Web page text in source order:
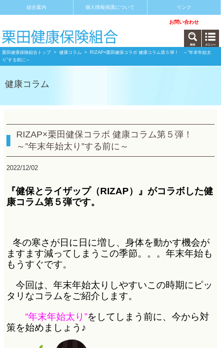
組合案内 個人情報保護について リンク
お問い合わせ
栗田健康保険組合トップ> 健康コラム > RIZAP×栗田健保コラボ 健康コラム第５弾！ ～”年末年始太
り”する前に～
健康コラム
RIZAP×栗田健保コラボ 健康コラム第５弾！
～”年末年始太り”する前に～
2022/12/02
『健保とライザップ（RIZAP）』がコラボした健
康コラム第５弾です。
冬の寒さが日に日に増し、身体を動かす機会が
ますます減ってしまうこの季節。。。年末年始も
もうすぐです。
今回は、年末年始太りしやすいこの時期にピッ
タリなコラムをご紹介します。
“年末年始太り”をしてしまう前に、今から対
策を始めましょう♪